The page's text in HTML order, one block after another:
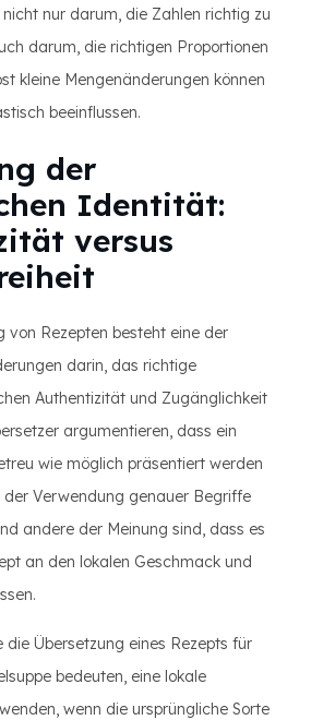
nur darum, die Zahlen richtig zu
darum, die richtigen Proportionen
kleine Mengenänderungen können
beeinflussen.
der
Identität:
versus
von Rezepten besteht eine der
darin, das richtige
Authentizität und Zugänglichkeit
argumentieren, dass ein
wie möglich präsentiert werden
der Verwendung genauer Begriffe
andere der Meinung sind, dass es
an den lokalen Geschmack und
die Übersetzung eines Rezepts für
bedeuten, eine lokale
wenn die ursprüngliche Sorte